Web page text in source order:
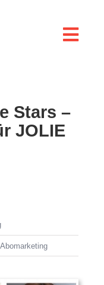
Stars –
JOLIE
Abomarketing